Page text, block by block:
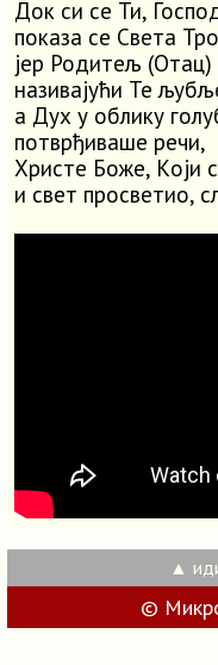
Док си се Ти,
показа се Света
јер Родитељ
називајући Те
а Дух у облику
потврђиваше речи,
Христе Боже, Kоји
и свет просветио,
▲
©